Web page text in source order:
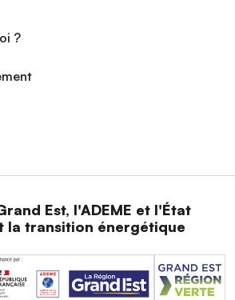
?
Est, l'ADEME et l'État
la transition énergétique